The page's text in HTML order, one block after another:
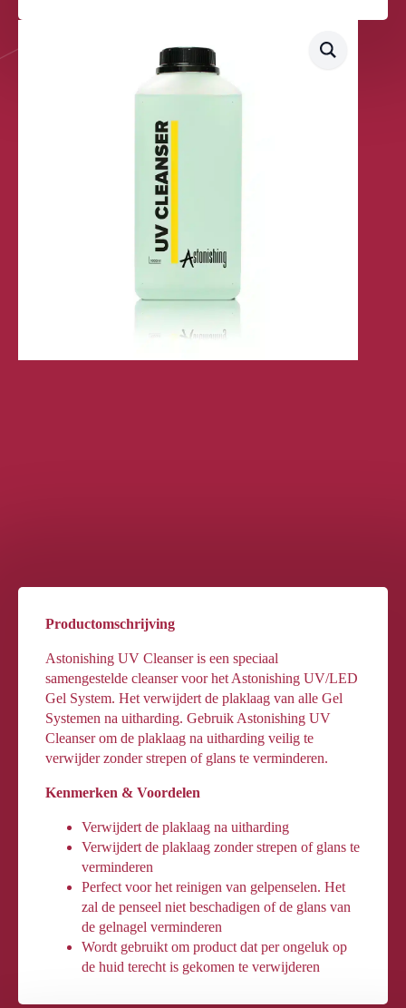
Productomschrijving
Astonishing UV Cleanser is een speciaal
samengestelde cleanser voor het Astonishing UV/LED
Gel System. Het verwijdert de plaklaag van alle Gel
Systemen na uitharding. Gebruik Astonishing UV
Cleanser om de plaklaag na uitharding veilig te
verwijder zonder strepen of glans te verminderen.
Kenmerken & Voordelen
Verwijdert de plaklaag na uitharding
Verwijdert de plaklaag zonder strepen of glans te
verminderen
Perfect voor het reinigen van gelpenselen. Het
zal de penseel niet beschadigen of de glans van
de gelnagel verminderen
Wordt gebruikt om product dat per ongeluk op
de huid terecht is gekomen te verwijderen